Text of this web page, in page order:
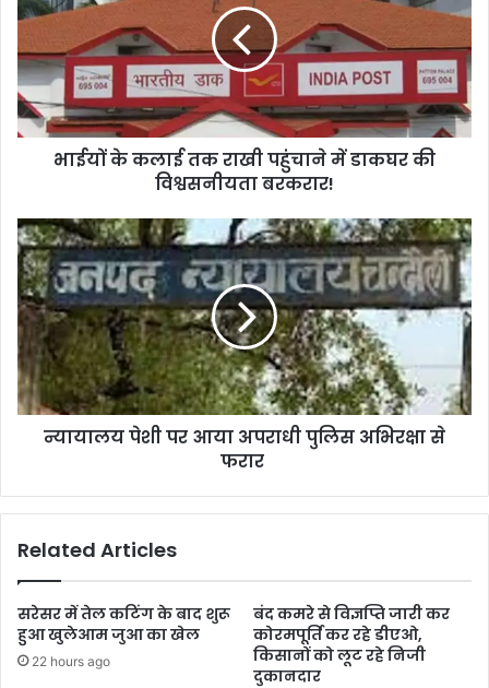
भाईयों के कलाई तक राखी पहुंचाने में डाकघर की
विश्वसनीयता बरकरार!
न्यायालय पेशी पर आया अपराधी पुलिस अभिरक्षा से
फरार
Related Articles
सरेसर में तेल कटिंग के बाद शुरू
हुआ खुलेआम जुआ का खेल
22 hours ago
बंद कमरे से विज्ञप्ति जारी कर
कोरमपूर्ति कर रहे डीएओ,
किसानों को लूट रहे निजी
दुकानदार